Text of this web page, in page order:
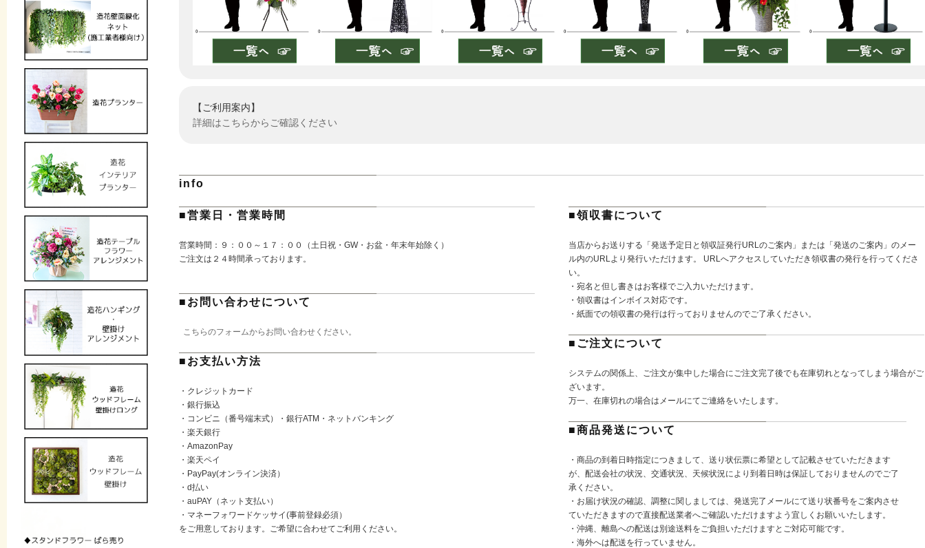
【ご利用案内】
詳細はこちらからご確認ください
info
■営業日・営業時間
営業時間：９：００～１７：００（土日祝・GW・お盆・年末年始除く）
ご注文は２４時間承っております。
■お問い合わせについて
こちらのフォームからお問い合わせください。
■お支払い方法
・クレジットカード
・銀行振込
・コンビニ（番号端末式）・銀行ATM・ネットバンキング
・楽天銀行
・AmazonPay
・楽天ペイ
・PayPay(オンライン決済）
・d払い
・auPAY（ネット支払い）
・マネーフォワードケッサイ(事前登録必須）
をご用意しております。ご希望に合わせてご利用ください。
■領収書について
当店からお送りする「発送予定日と領収証発行URLのご案内」または「発送のご案内」のメー
ル内のURLより発行いただけます。 URLへアクセスしていただき領収書の発行を行ってくださ
い。
・宛名と但し書きはお客様でご入力いただけます。
・領収書はインボイス対応です。
・紙面での領収書の発行は行っておりませんのでご了承ください。
■ご注文について
システムの関係上、ご注文が集中した場合にご注文完了後でも在庫切れとなってしまう場合がご
ざいます。
万一、在庫切れの場合はメールにてご連絡をいたします。
■商品発送について
・商品の到着日時指定につきまして、送り状伝票に希望として記載させていただきます
が、配送会社の状況、交通状況、天候状況により到着日時は保証しておりませんのでご了
承ください。
・お届け状況の確認、調整に関しましては、発送完了メールにて送り状番号をご案内させ
ていただきますので直接配送業者へご確認いただけますよう宜しくお願いいたします。
・沖縄、離島への配送は別途送料をご負担いただけますとご対応可能です。
・海外へは配送を行っていません。